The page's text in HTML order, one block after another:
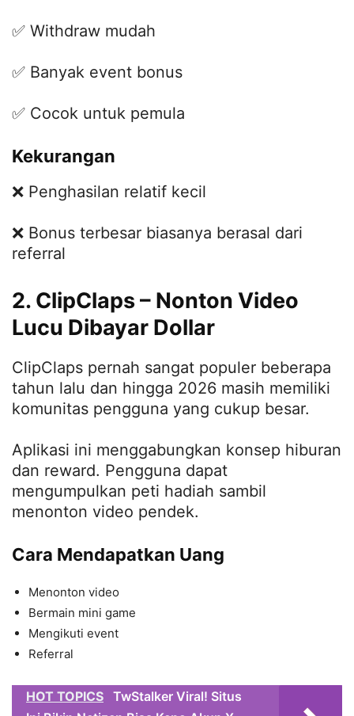
✅ Withdraw mudah
✅ Banyak event bonus
✅ Cocok untuk pemula
Kekurangan
❌ Penghasilan relatif kecil
❌ Bonus terbesar biasanya berasal dari
referral
2. ClipClaps – Nonton Video
Lucu Dibayar Dollar
ClipClaps pernah sangat populer beberapa
tahun lalu dan hingga 2026 masih memiliki
komunitas pengguna yang cukup besar.
Aplikasi ini menggabungkan konsep hiburan
dan reward. Pengguna dapat
mengumpulkan peti hadiah sambil
menonton video pendek.
Cara Mendapatkan Uang
Menonton video
Bermain mini game
Mengikuti event
Referral
HOT TOPICS TwStalker Viral! Situs